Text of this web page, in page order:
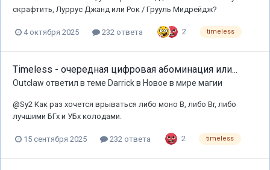
скрафтить, Луррус Джанд или Рок / Грууль Мидрейдж?
4 октября 2025 232 ответа 2 timeless
Timeless - очередная цифровая абоминация или...
Outclaw ответил в теме Darrickв Новое в мире магии
@Sy2 Как раз хочется врываться либо моно B, либо Br, либо
лучшими БГх и УБх колодами.
15 сентября 2025 232 ответа 2 timeless